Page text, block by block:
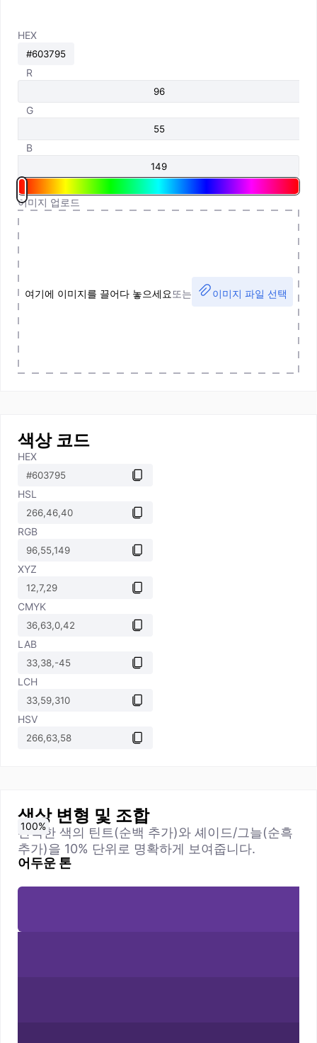
HEX
R
G
B
이미지 업로드
여기에 이미지를 끌어다 놓으세요 또는 이미지 파일 선택
색상 코드
HEX
HSL
RGB
XYZ
CMYK
LAB
LCH
HSV
색상 변형 및 조합
선택한 색의 틴트(순백 추가)와 셰이드/그늘(순흑
추가)을 10% 단위로 명확하게 보여줍니다.
어두운 톤
0%
10%
20%
30%
40%
50%
60%
70%
80%
90%
100%